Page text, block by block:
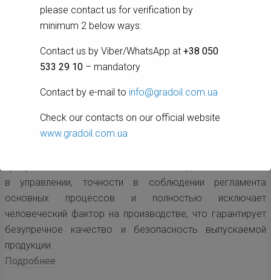
Лузга подсолнечника
ГРАДОЛИЯ — современное предприятие, оснащенное
работает по схеме «Форпрессование – Экстракция».
Все производственные процессы на предприятии
в управлении, точности в соблюдении регламента
основных процессов и полностью исключает
человеческий фактор на производстве, что гарантирует
безупречное качество и безопасность выпускаемой
продукции.
Подробнее
please contact us for verification by
minimum 2 below ways:
Contact us by Viber/WhatsApp at +38 050
533 29 10 – mandatory
Contact by e-mail to info@gradoil.com.ua
Check our contacts on our official website
www.gradoil.com.ua